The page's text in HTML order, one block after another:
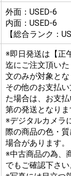
外面：USED-6
内面：USED-6
【総合ランク：
※即日発送は【正
迄にご注文頂い
文のみが対象とな
その他のお支払
た場合は、お支
第の発送となりま
※デジタルカメラ
際の商品の色・
場合があります。
※中古商品の為、
でもご確認下さい